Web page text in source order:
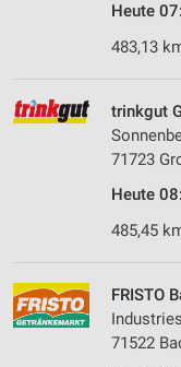
Heute
483,13
trinkgut
71723
Heute
485,45
FRISTO
71522